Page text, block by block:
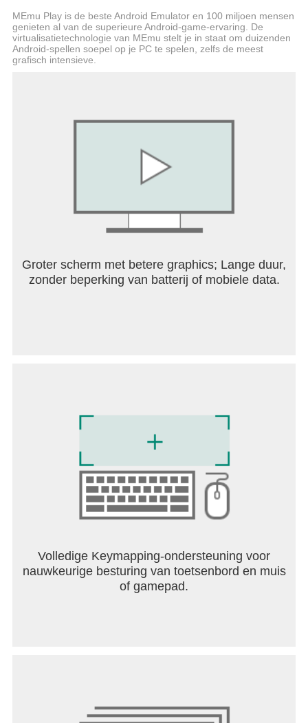
MEmu Play is de beste Android Emulator en 100 miljoen mensen
genieten al van de superieure Android-game-ervaring. De
virtualisatietechnologie van MEmu stelt je in staat om duizenden
Android-spellen soepel op je PC te spelen, zelfs de meest
grafisch intensieve.
Groter scherm met betere graphics; Lange duur,
zonder beperking van batterij of mobiele data.
Volledige Keymapping-ondersteuning voor
nauwkeurige besturing van toetsenbord en muis
of gamepad.